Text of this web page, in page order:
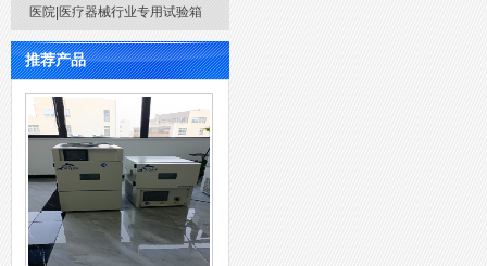
医院|医疗器械行业专用试验箱
推荐产品